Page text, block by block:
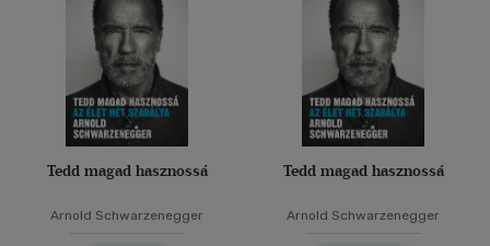
Tedd magad hasznossá
Arnold Schwarzenegger
Tedd magad hasznossá
Arnold Schwarzenegger